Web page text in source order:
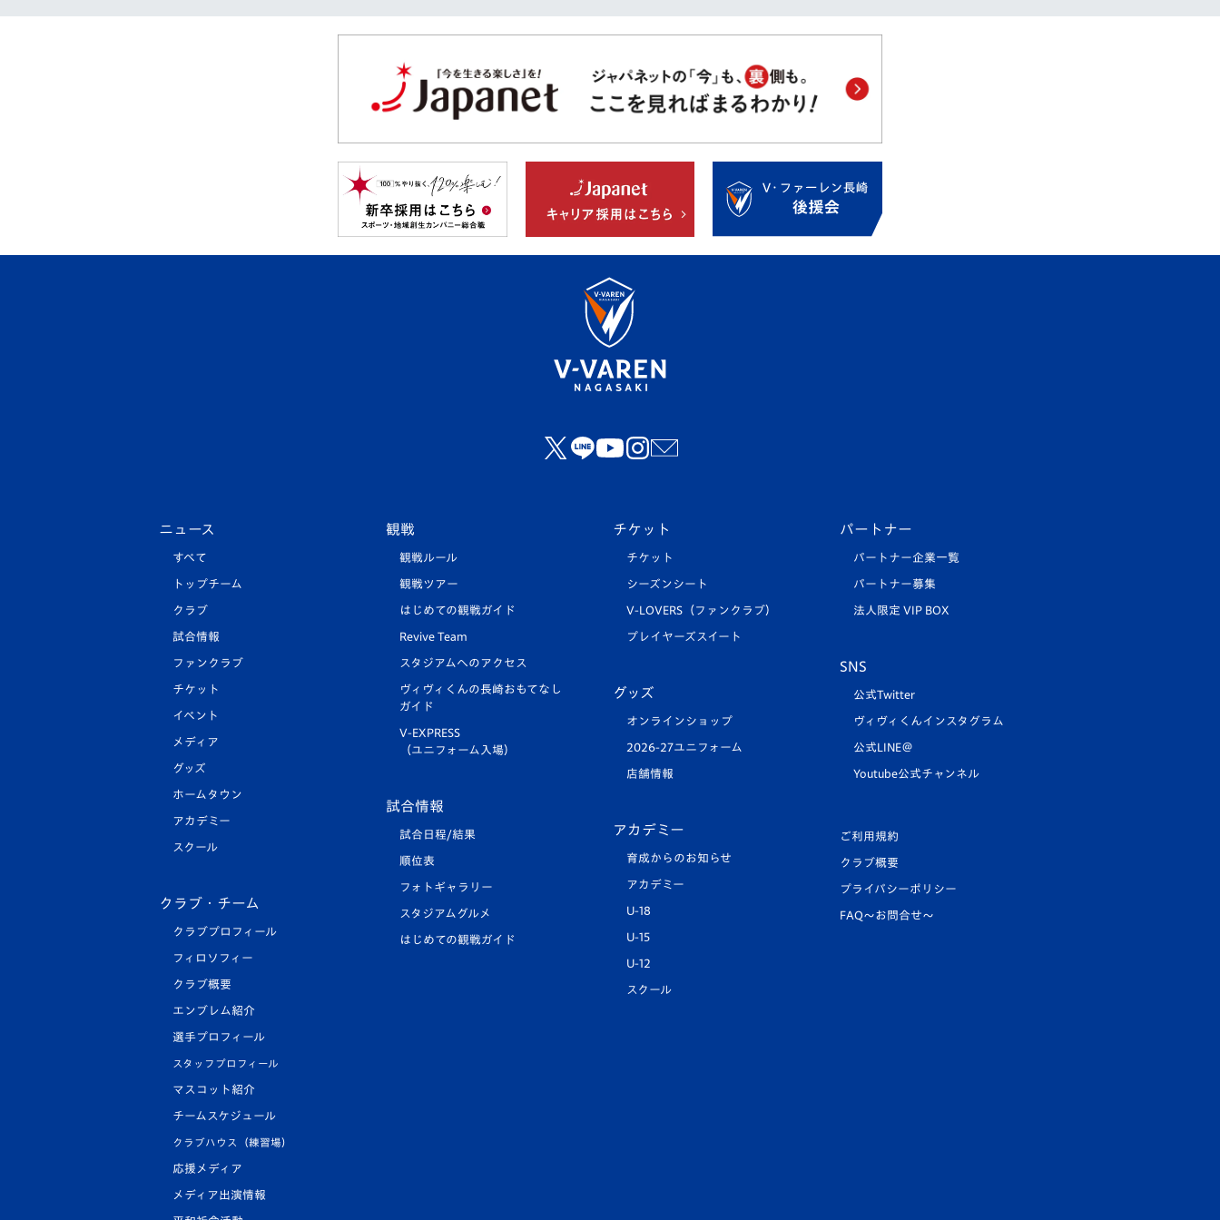
ニュース
すべて
トップチーム
クラブ
試合情報
ファンクラブ
チケット
イベント
メディア
グッズ
ホームタウン
アカデミー
スクール
クラブ・チーム
クラブプロフィール
フィロソフィー
クラブ概要
エンブレム紹介
選手プロフィール
スタッフプロフィール
マスコット紹介
チームスケジュール
クラブハウス（練習場）
応援メディア
メディア出演情報
観戦
観戦ルール
観戦ツアー
はじめての観戦ガイド
Revive Team
スタジアムへのアクセス
ヴィヴィくんの長崎おもてなし
ガイド
V-EXPRESS
（ユニフォーム入場）
試合情報
試合日程/結果
順位表
フォトギャラリー
スタジアムグルメ
はじめての観戦ガイド
チケット
チケット
シーズンシート
V-LOVERS（ファンクラブ）
プレイヤーズスイート
グッズ
オンラインショップ
2026-27ユニフォーム
店舗情報
アカデミー
育成からのお知らせ
アカデミー
U-18
U-15
U-12
スクール
パートナー
パートナー企業一覧
パートナー募集
法人限定 VIP BOX
SNS
公式Twitter
ヴィヴィくんインスタグラム
公式LINE＠
Youtube公式チャンネル
ご利用規約
クラブ概要
プライバシーポリシー
FAQ〜お問合せ〜